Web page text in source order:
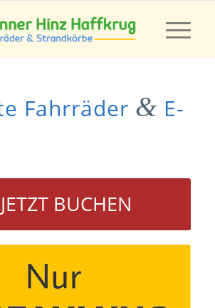
Fahrräder & E-
JETZT BUCHEN